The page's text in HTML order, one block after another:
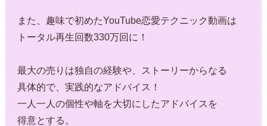
また、趣味で初めたYouTube恋愛テクニック動画は
トータル再生回数330万回に！
最大の売りは独自の経験や、ストーリーからなる
具体的で、実践的なアドバイス！
一人一人の個性や軸を大切にしたアドバイスを
得意とする。